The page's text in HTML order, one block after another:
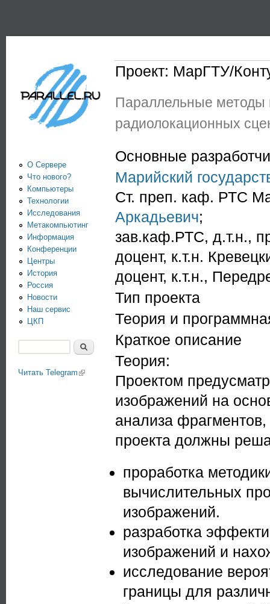
Информационно-
аналитический
центр по
параллельным
вычислениям
Проект: МарГТУ/
Параллельные методы
радиолокационных
Основные
Марийский
Ст. преп. каф. РТС
Аркадьевич;
зав.каф.РТС, д.т.н.,
доцент, к.т.н.
доцент, к.т.н.,
Тип проекта
Теория и
Краткое описание
Теория:
Проектом
изображений на
анализа
проекта должны
проработка
вычислительных
изображений.
разработка
изображений и
исследование
границы для
О Сервере
Что нового?
Компьютеры
Технологии
Исследования
Метакомпьютинг
Информация
Конференции
Центры
История
Россия
Новости
Наш сервис
ЦКП
Читать Telegram (link is external)